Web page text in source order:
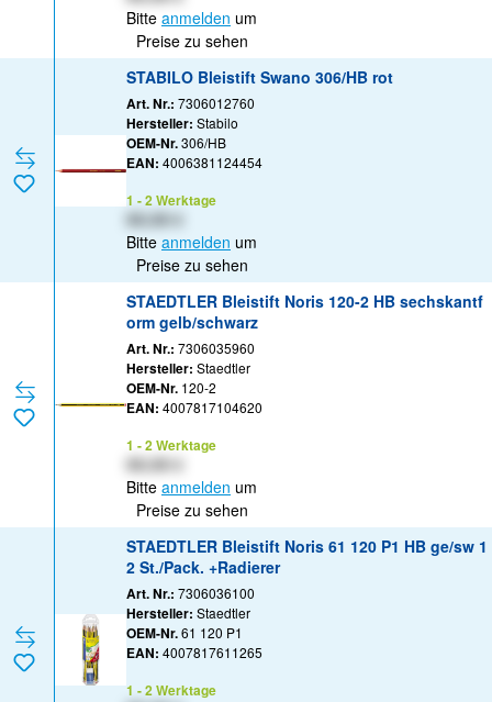
Bitte anmelden um
Preise zu sehen
STABILO Bleistift Swano 306/HB rot
Art. Nr.: 7306012760
Hersteller: Stabilo
OEM-Nr.306/HB
EAN: 4006381124454
1 - 2 Werktage
Bitte anmelden um
Preise zu sehen
STAEDTLER Bleistift Noris 120-2 HB sechskantf
orm gelb/schwarz
Art. Nr.: 7306035960
Hersteller: Staedtler
OEM-Nr. 120-2
EAN: 4007817104620
1 - 2 Werktage
Bitte anmelden um
Preise zu sehen
STAEDTLER Bleistift Noris 61 120 P1 HB ge/sw 1
2 St./Pack. +Radierer
Art. Nr.: 7306036100
Hersteller: Staedtler
OEM-Nr.61 120 P1
EAN: 4007817611265
1 - 2 Werktage